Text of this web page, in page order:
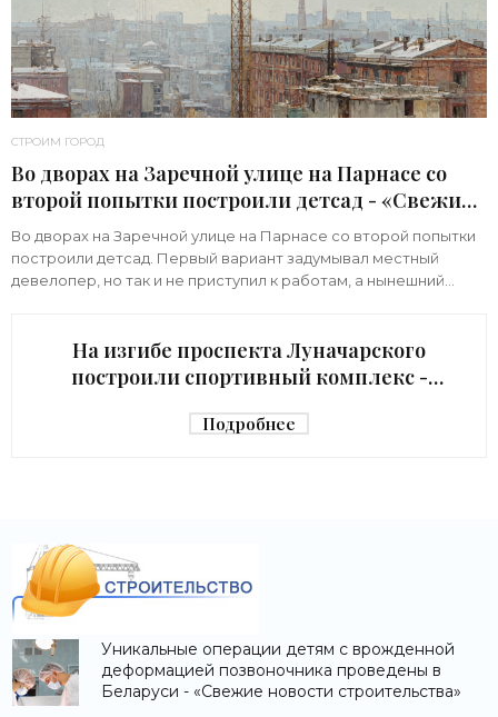
СТРОИМ ГОРОД
Во дворах на Заречной улице на Парнасе со
второй попытки построили детсад - «Свежие
новости строительства»
Во дворах на Заречной улице на Парнасе со второй попытки
построили детсад. Первый вариант задумывал местный
девелопер, но так и не приступил к работам, а нынешний
На изгибе проспекта Луначарского
построили спортивный комплекс -
Подробнее
Уникальные операции детям с врожденной
деформацией позвоночника проведены в
Беларуси - «Свежие новости строительства»